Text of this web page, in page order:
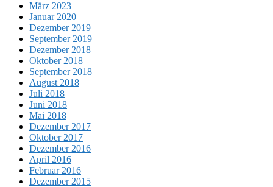
März 2023
Januar 2020
Dezember 2019
September 2019
Dezember 2018
Oktober 2018
September 2018
August 2018
Juli 2018
Juni 2018
Mai 2018
Dezember 2017
Oktober 2017
Dezember 2016
April 2016
Februar 2016
Dezember 2015